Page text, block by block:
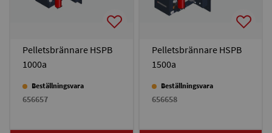
Pelletsbrännare HSPB
1000a
Beställningsvara
656657
Pelletsbrännare HSPB
1500a
Beställningsvara
656658